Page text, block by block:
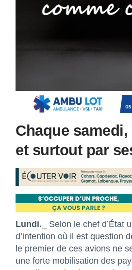
Chaque
et surtout par
Lundi._ Selon le chef d’État
d’intention où il est question
le premier de ces avions ne
une forte mobilisation des